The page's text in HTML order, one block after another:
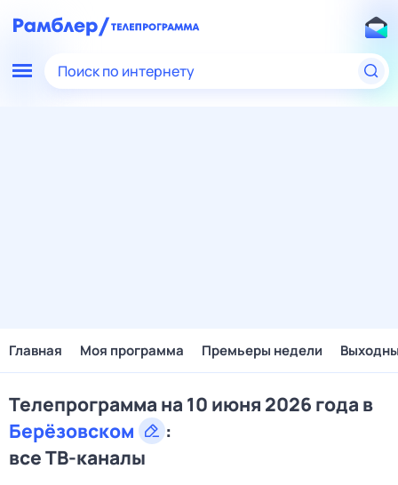
Поиск по интернету
Главная Моя программа Премьеры недели
Телепрограмма на 10 июня 2026 года в
Берёзовском
:
все ТВ-каналы